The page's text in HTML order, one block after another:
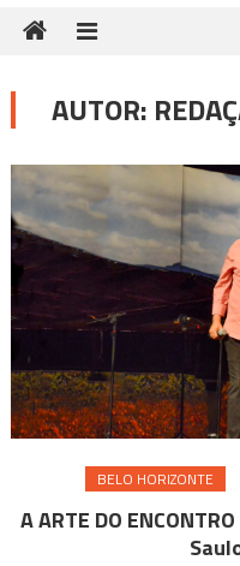
AUTOR:
BELO HORIZONTE
A ARTE DO